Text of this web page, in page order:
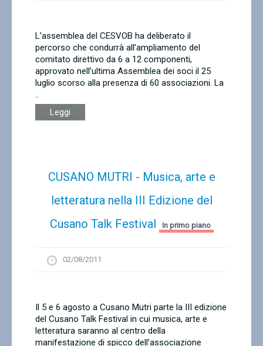
L’assemblea del CESVOB ha deliberato il
percorso che condurrà all’ampliamento del
comitato direttivo da 6 a 12 componenti,
approvato nell’ultima Assemblea dei soci il 25
luglio scorso alla presenza di 60 associazioni. La
..
Leggi
CUSANO MUTRI - Musica, arte e
letteratura nella III Edizione del
Cusano Talk Festival
In primo piano
02/08/2011
Il 5 e 6 agosto a Cusano Mutri parte la III edizione
del Cusano Talk Festival in cui musica, arte e
letteratura saranno al centro della
manifestazione di spicco dell’associazione